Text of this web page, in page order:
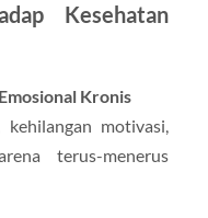
Kesehatan
Kronis
kehilangan motivasi,
terus-menerus